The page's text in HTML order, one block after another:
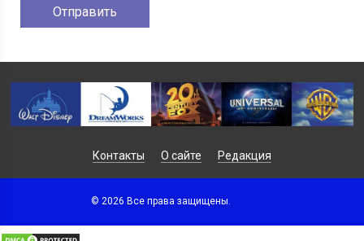
Контакты О сайте Редакция
© 2026 Все права защищены.